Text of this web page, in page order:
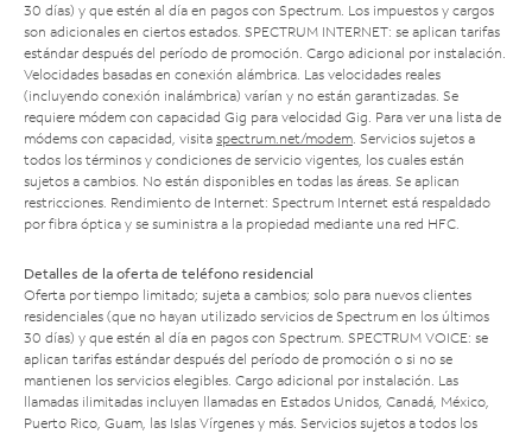
30 días) y que estén al día en pagos con Spectrum. Los impuestos y cargos
son adicionales en ciertos estados. SPECTRUM INTERNET: se aplican tarifas
estándar después del período de promoción. Cargo adicional por instalación.
Velocidades basadas en conexión alámbrica. Las velocidades reales
(incluyendo conexión inalámbrica) varían y no están garantizadas. Se
requiere módem con capacidad Gig para velocidad Gig. Para ver una lista de
módems con capacidad, visita spectrum.net/modem. Servicios sujetos a
todos los términos y condiciones de servicio vigentes, los cuales están
sujetos a cambios. No están disponibles en todas las áreas. Se aplican
restricciones. Rendimiento de Internet: Spectrum Internet está respaldado
por fibra óptica y se suministra a la propiedad mediante una red HFC.
Detalles de la oferta de teléfono residencial
Oferta por tiempo limitado; sujeta a cambios; solo para nuevos clientes
residenciales (que no hayan utilizado servicios de Spectrum en los últimos
30 días) y que estén al día en pagos con Spectrum. SPECTRUM VOICE: se
aplican tarifas estándar después del período de promoción o si no se
mantienen los servicios elegibles. Cargo adicional por instalación. Las
llamadas ilimitadas incluyen llamadas en Estados Unidos, Canadá, México,
Puerto Rico, Guam, las Islas Vírgenes y más. Servicios sujetos a todos los